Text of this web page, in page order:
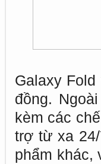
Galaxy
đồng.
kèm các
trợ từ xa
phẩm khác,